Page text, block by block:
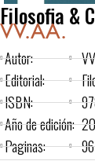
Filosofia &
VV.AA.
Autor:
Editorial:
ISBN:
Año de edición:
Paginas:
96